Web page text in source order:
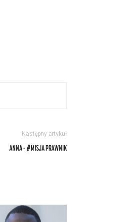
Następny artykuł
ANNA – #MISJA PRAWNIK